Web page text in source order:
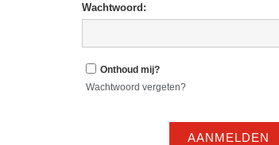
Wachtwoord:
Onthoud mij?
Wachtwoord vergeten?
AANMELDEN